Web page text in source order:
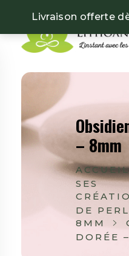
Livraison offerte
ACCUEIL
SES
DE
8MM
DORÉE
– 8mm